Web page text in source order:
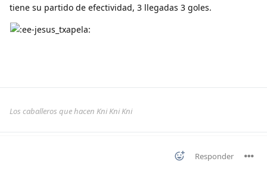
tiene su partido de efectividad, 3 llegadas 3 goles.
Los caballeros que hacen Kni Kni Kni
Responder